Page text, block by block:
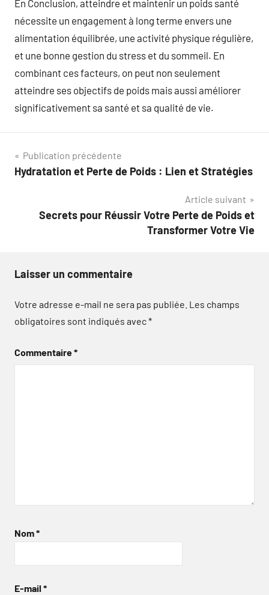
En Conclusion, atteindre et maintenir un poids santé
nécessite un engagement à long terme envers une
alimentation équilibrée, une activité physique régulière,
et une bonne gestion du stress et du sommeil. En
combinant ces facteurs, on peut non seulement
atteindre ses objectifs de poids mais aussi améliorer
significativement sa santé et sa qualité de vie.
Navigation
de
Publication précédente
Hydratation et Perte de Poids : Lien et Stratégies
Article suivant
Secrets pour Réussir Votre Perte de Poids et
Transformer Votre Vie
Laisser un commentaire
Votre adresse e-mail ne sera pas publiée. Les champs
obligatoires sont indiqués avec*
Commentaire*
Nom*
E-mail *